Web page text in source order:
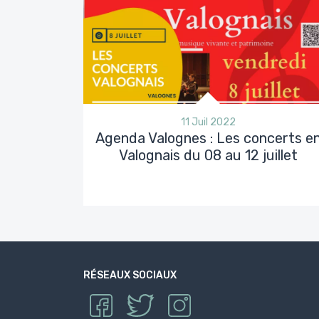
11 Juil 2022
Agenda Valognes : Les concerts
Valognais du 08 au 12 juillet
RÉSEAUX SOCIAUX